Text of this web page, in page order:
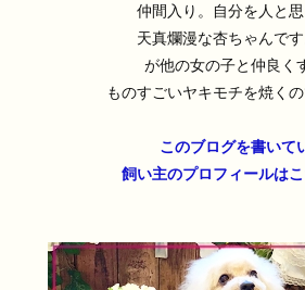
仲間入り。自分を人と
天真爛漫な杏ちゃんで
が他の女の子と仲良く
ものすごいヤキモチを焼くの
このブログを書いて
飼い主のプロフィールは